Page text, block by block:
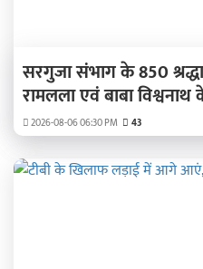
सरगुजा संभाग के 850
रामलला एवं बाबा
2026-08-06 06:30 PM 43